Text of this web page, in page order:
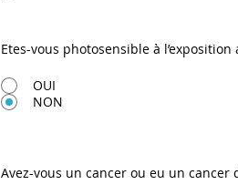
Etes-vous photosensible à l’exposition
OUI
NON
Avez-vous un cancer ou eu un cancer